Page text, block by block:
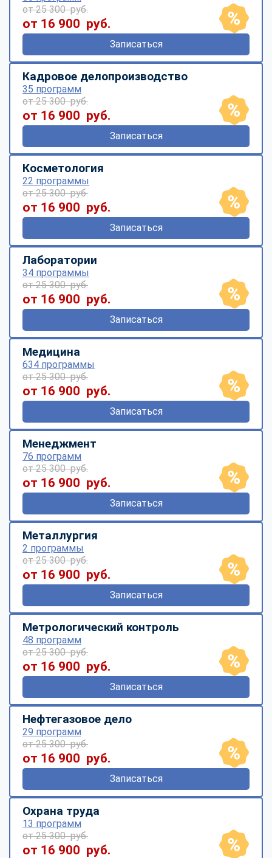
от 25 300 руб.
от 16 900 руб.
Записаться
Кадровое делопроизводство
35 программ
от 25 300 руб.
от 16 900 руб.
Записаться
Косметология
22 программы
от 25 300 руб.
от 16 900 руб.
Записаться
Лаборатории
34 программы
от 25 300 руб.
от 16 900 руб.
Записаться
Медицина
634 программы
от 25 300 руб.
от 16 900 руб.
Записаться
Менеджмент
76 программ
от 25 300 руб.
от 16 900 руб.
Записаться
Металлургия
2 программы
от 25 300 руб.
от 16 900 руб.
Записаться
Метрологический контроль
48 программ
от 25 300 руб.
от 16 900 руб.
Записаться
Нефтегазовое дело
29 программ
от 25 300 руб.
от 16 900 руб.
Записаться
Охрана труда
13 программ
от 25 300 руб.
от 16 900 руб.